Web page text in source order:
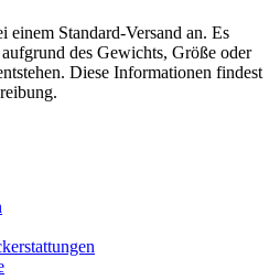
Standard-Versand an. Es
des Gewichts, Größe oder
Diese Informationen findest